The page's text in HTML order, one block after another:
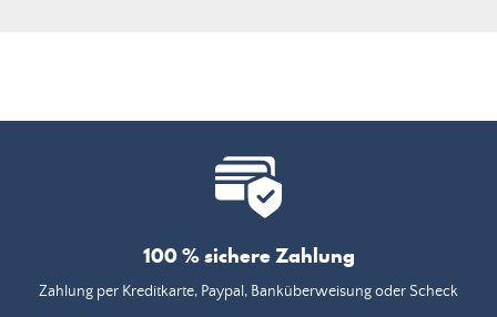
100 % sichere Zahlung
Zahlung per Kreditkarte, Paypal, Banküberweisung oder Scheck